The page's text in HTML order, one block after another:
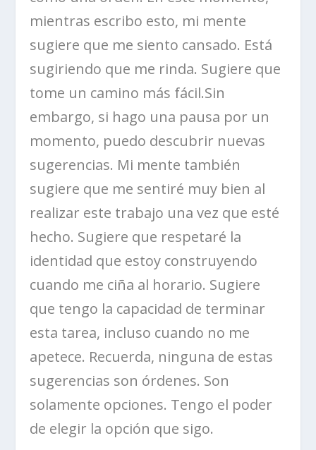
mientras escribo esto, mi mente
sugiere que me siento cansado. Está
sugiriendo que me rinda. Sugiere que
tome un camino más fácil.Sin
embargo, si hago una pausa por un
momento, puedo descubrir nuevas
sugerencias. Mi mente también
sugiere que me sentiré muy bien al
realizar este trabajo una vez que esté
hecho. Sugiere que respetaré la
identidad que estoy construyendo
cuando me ciña al horario. Sugiere
que tengo la capacidad de terminar
esta tarea, incluso cuando no me
apetece. Recuerda, ninguna de estas
sugerencias son órdenes. Son
solamente opciones. Tengo el poder
de elegir la opción que sigo.